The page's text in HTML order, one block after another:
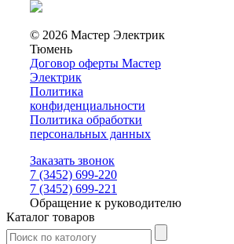
© 2026 Мастер Электрик
Тюмень
Договор оферты Мастер
Электрик
Политика
конфиденциальности
Политика обработки
персональных данных
Заказать звонок
7 (3452) 699-220
7 (3452) 699-221
Обращение к руководителю
Каталог товаров